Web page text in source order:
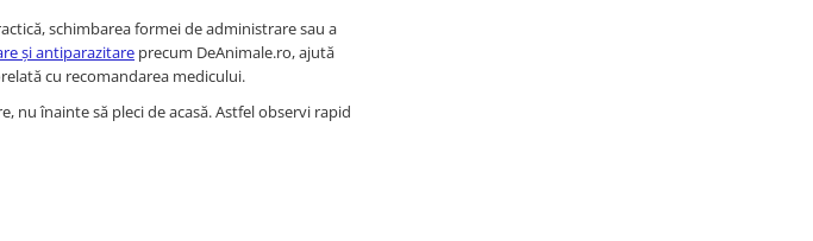
schimbarea formei de administrare sau a
și antiparazitare precum DeAnimale.ro, ajută
cu recomandarea medicului.
nu înainte să pleci de acasă. Astfel observi rapid